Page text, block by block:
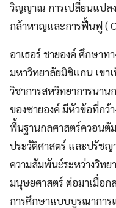
วิญญาณ การเปลี่ยนแปล
กล้าหาญและการฟื้นฟู (
อาเธอร์ ชายองค์ ศึกษาท
มหาวิทยาลัยมิชิแกน เขา
วิชาการสหวิทยาการนาน
ของซายองค์ มีหัวข้อที่กว้
พื้นฐานกลศาสตร์ควอนตั
ประวัติศาสตร์ และปรัชญ
ความสัมพันะ์ระหว่างวิท
มนุษยศาสตร์ ต่อมาเมื่อก
การศึกษาแบบบูรณาการ